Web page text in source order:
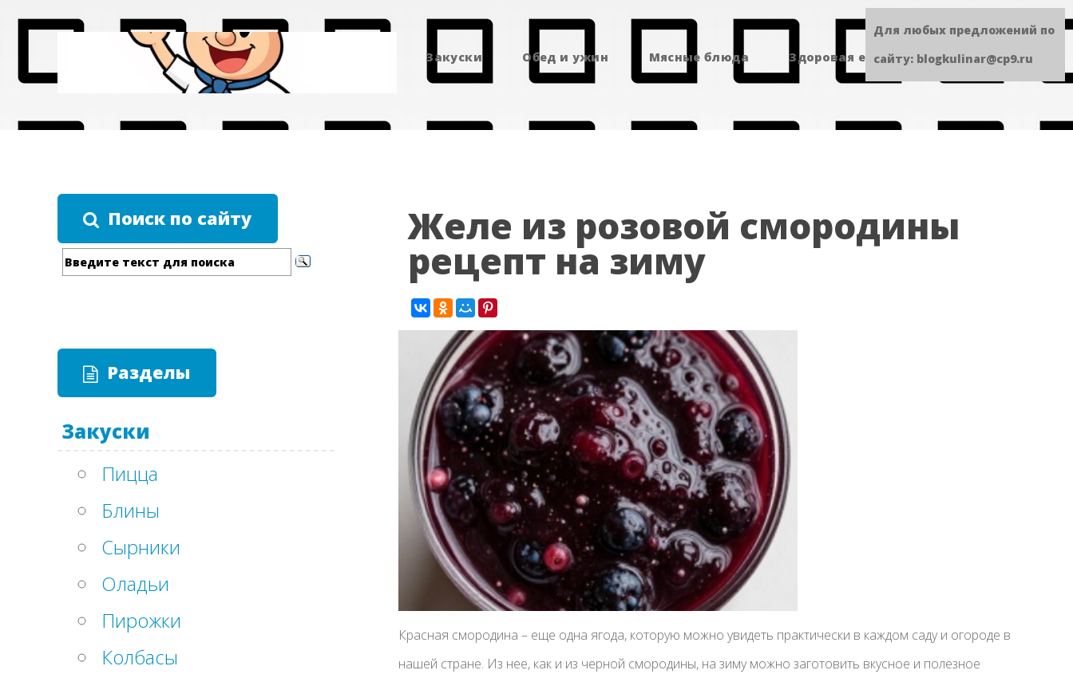
Закуски Обед и ужин Мясные блюда Здоровая еда Сладенькое
Поиск по сайту
Разделы
Закуски
Пицца
Блины
Сырники
Оладьи
Пирожки
Колбасы
Желе из розовой смородины
рецепт на зиму
Красная смородина – еще одна ягода, которую можно увидеть практически в каждом саду и огороде в
нашей стране. Из нее, как и из черной смородины, на зиму можно заготовить вкусное и полезное
Для любых предложений по
сайту: blogkulinar@cp9.ru